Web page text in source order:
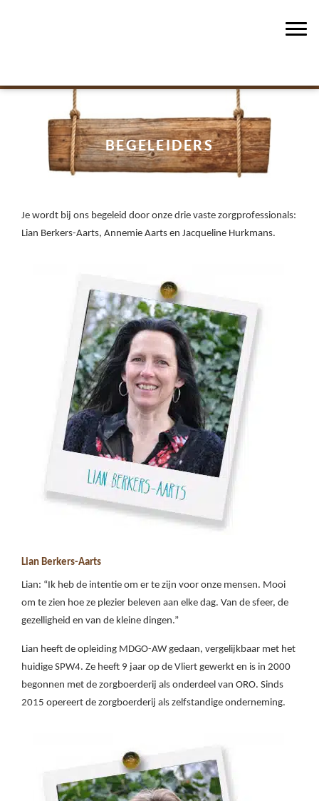
BEGELEIDERS
Je wordt bij ons begeleid door onze drie vaste zorgprofessionals:
Lian Berkers-Aarts, Annemie Aarts en Jacqueline Hurkmans.
Lian Berkers-Aarts
Lian: “Ik heb de intentie om er te zijn voor onze mensen. Mooi
om te zien hoe ze plezier beleven aan elke dag. Van de sfeer, de
gezelligheid en van de kleine dingen.”
Lian heeft de opleiding MDGO-AW gedaan, vergelijkbaar met het
huidige SPW4. Ze heeft 9 jaar op de Vliert gewerkt en is in 2000
begonnen met de zorgboerderij als onderdeel van ORO. Sinds
2015 opereert de zorgboerderij als zelfstandige onderneming.